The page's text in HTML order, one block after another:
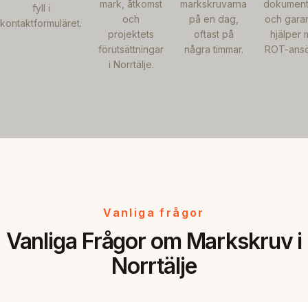
fyll i
kontaktformuläret.
mark, åtkomst
och
projektets
förutsättningar
i Norrtälje.
markskruvarna
på en dag,
oftast på
några timmar.
och
hjälper
ROT-
Vanliga frågor
Vanliga Frågor om Markskruv i
Norrtälje